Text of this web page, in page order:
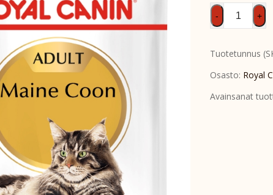
Maine
Coon
wet
12x85g
- +
Tuotetunnus
Osasto: Royal
Avainsanat